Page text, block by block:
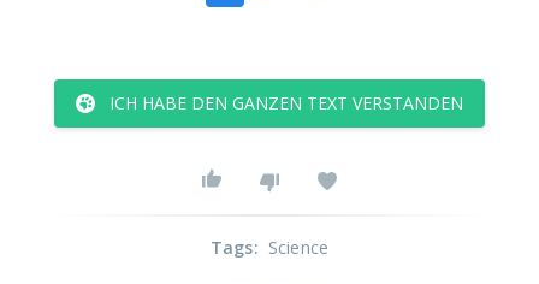
ICH HABE DEN GANZEN TEXT VERSTANDEN
Tags: Science